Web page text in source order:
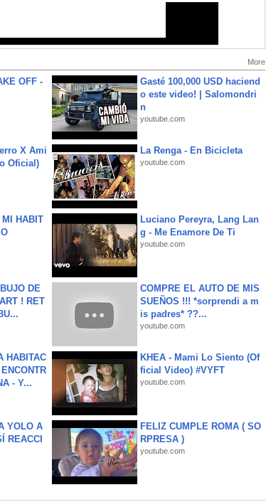
More
OFF -
Gasté 100,000 USD haciend
o este video! | Salomondri
n
youtube.com
X Ami
Oficial)
La Renga - En Bicicleta
youtube.com
MI HABIT
Luciano Pereyra, Lang Lan
g - Me Enamore De Ti
youtube.com
DE
! RET
COMPRE EL AUTO DE MIS
SUEÑOS !!! *sorprendi a m
is padres* ??...
youtube.com
HABITAC
- Y...
KHEA - Mami Lo Siento (Of
ficial Video) #VYFT
youtube.com
YOLO A
REACCI
FELIZ CUMPLE ROMA ( SO
RPRESA )
youtube.com